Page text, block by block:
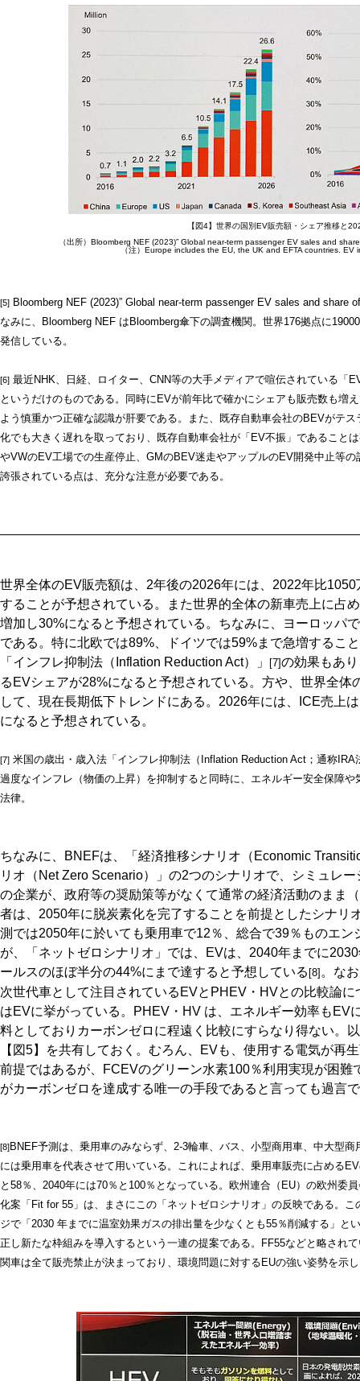
【図4】世界の国別EV販売額・シェア推移と
（出所）Bloomberg NEF (2023)” Global near-term passenger EV sales and
（注）Europe includes the EU, the UK and EFTA countries. EV
[5] Bloomberg NEF (2023)” Global near-term passenger EV sales and
なみに、Bloomberg NEF はBloomberg傘下の調査機関。世界176拠点に
発信している。
[6] 最近NHK、日経、ロイター、CNN等の大手メディアで喧伝されている「
というだけのものである。同時にEVが前年比で確かにシェアも販売数も増
よう慎重かつ正確な認識が肝要である。また、既存自動車会社のBEVがテ
化でも大きく遅れを取っており、既存自動車会社が「EV不振」であること
やVWのEV工場での生産停止、GMのBEV迷走やアップルのEV開発中止等
誇張されている点は、充分な注意が必要である。
世界全体のEV販売額は、2年後の2026年には、2022年比
することが予想されている。また世界的全体の新車売上に占
増加し30%になると予想されている。ちなみに、ヨーロッパ
である。特に北欧では89%、ドイツでは59%まで急増するこ
「インフレ抑制法（Inflation Reduction Act）」
[7]の効果もあ
るEVシェアが28%になると予想されている。方や、世界全
して、現在長期低下トレンドにある。2026年には、ICE売上
になると予想されている。
[7] 米国の歳出・歳入法「インフレ抑制法（Inflation Reduction Act；通称
過度なインフレ（物価の上昇）を抑制すると同時に、エネルギー安全保障
法律。
ちなみに、BNEFは、「経済推移シナリオ（Economic
リオ（Net Zero Scenario）」の2つのシナリオで、シミュレ
の企業が、政府等の奨励策等がなくて通常の経済活動のまま
者は、2050年に脱炭素化を完了することを前提としたシナリ
測では2050年に於いても乗用車で12％、総合で39％ものエ
が、「ネットゼロシナリオ」では、EVは、2040年までに
ールスのほぼ半分の44%にまで達すると予想している [8] 。な
次世代車として注目されているEVとPHEV・HVとの比較論
はEVに挙がっている。PHEV・HV は、エネルギー効率もEV
料としておりカーボンゼロに程遠く比較にすらなり得ない。
【図5】を共有しておく。むろん、EVも、使用する電気が再
前提ではあるが、FCEVのグリーン水素100％利用実現が困
がカーボンゼロを達成する唯一の手段であると言っても過言
[8] BNEF予測は、乗用車のみならず、2-3輪車、バス、小型商用車、中大型
には乗用車を代表させて用いている。これによれば、乗用車販売に占める
と58％、2040年には70％と100％となっている。欧州連合（EU）の欧州委
化案「Fit for 55」は、まさにこの「ネットゼロシナリオ」の反映である。
ジで「2030 年までに温室効果ガスの排出量を少なくとも55％削減する」と
正し新たな枠組みを導入するという一連の提案である。FF55などと略され
関車は全て販売禁止が決まっており、環境問題に対するEUの強い姿勢を示